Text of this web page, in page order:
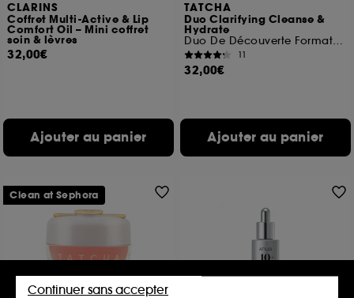
CLARINS
Coffret Multi-Active & Lip
Comfort Oil – Mini coffret
soin & lèvres
32,00€
Ajouter au panier
TATCHA
Duo Clarifying Cleanse &
Hydrate
Duo De Découverte Format Voyage
11
32,00€
Ajouter au panier
Clean at Sephora
Continuer sans accepter